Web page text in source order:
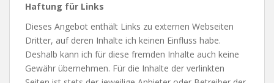
Haftung für Links
Dieses Angebot enthält Links zu externen Webseiten
Dritter, auf deren Inhalte ich keinen Einfluss habe.
Deshalb kann ich für diese fremden Inhalte auch keine
Gewähr übernehmen. Für die Inhalte der verlinkten